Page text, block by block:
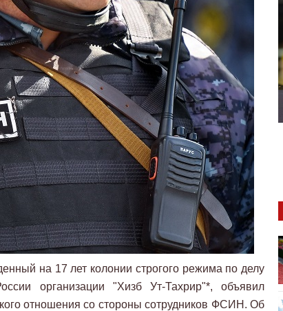
на 17 лет колонии строгого режима по делу
организации "Хизб Ут-Тахрир"*, объявил
отношения со стороны сотрудников ФСИН. Об